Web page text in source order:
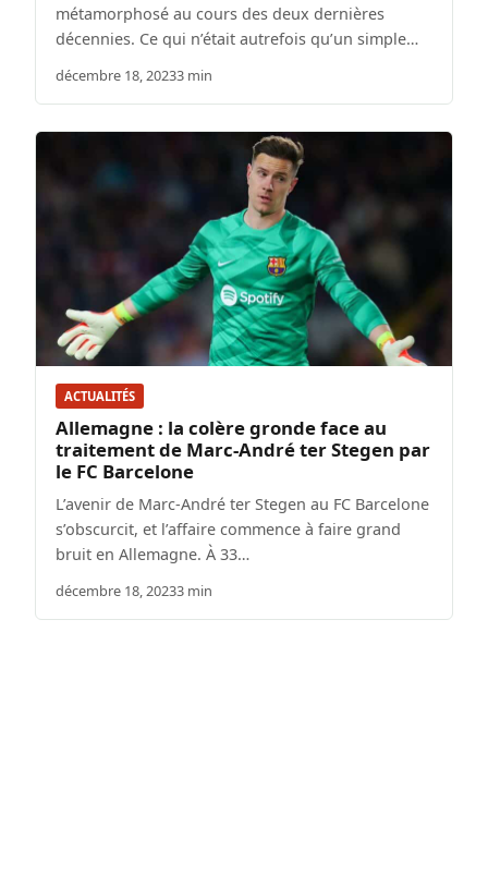
métamorphosé au cours des deux dernières
décennies. Ce qui n’était autrefois qu’un simple…
décembre 18, 20233 min
ACTUALITÉS
Allemagne : la colère gronde face au
traitement de Marc-André ter Stegen par
le FC Barcelone
L’avenir de Marc-André ter Stegen au FC Barcelone
s’obscurcit, et l’affaire commence à faire grand
bruit en Allemagne. À 33…
décembre 18, 20233 min